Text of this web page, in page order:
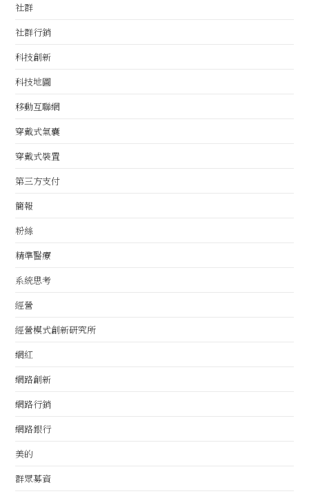
社群
社群行銷
科技創新
科技地圖
移動互聯網
穿戴式氣囊
穿戴式裝置
第三方支付
簡報
粉絲
精準醫療
系統思考
經營
經營模式創新研究所
網紅
網路創新
網路行銷
網路銀行
美的
群眾募資